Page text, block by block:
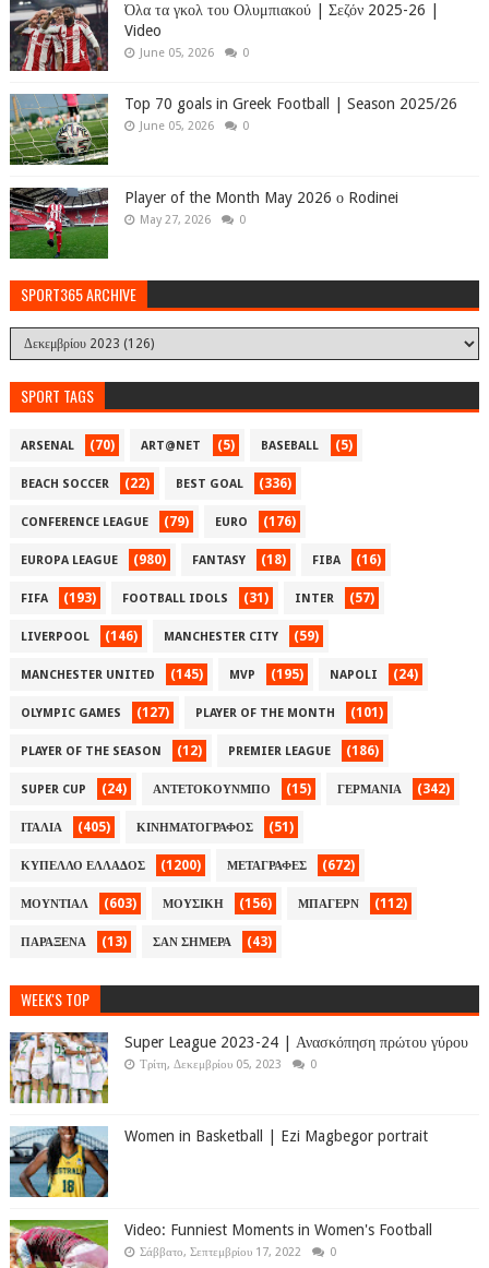
Όλα τα γκολ του Ολυμπιακού | Σεζόν 2025-26 |
Video
June 05, 2026 0
Top 70 goals in Greek Football | Season 2025/26
June 05, 2026 0
Player of the Month May 2026 ο Rodinei
May 27, 2026 0
SPORT365 ARCHIVE
SPORT TAGS
ARSENAL (70) ART@NET (5) BASEBALL (5)
BEACH SOCCER (22) BEST GOAL (336)
CONFERENCE LEAGUE (79) EURO (176)
EUROPA LEAGUE (980) FANTASY (18) FIBA (16)
FIFA (193) FOOTBALL IDOLS (31) INTER (57)
LIVERPOOL (146) MANCHESTER CITY (59)
MANCHESTER UNITED (145) MVP (195) NAPOLI (24)
OLYMPIC GAMES (127) PLAYER OF THE MONTH (101)
PLAYER OF THE SEASON (12) PREMIER LEAGUE (186)
SUPER CUP (24) ΑΝΤΕΤΟΚΟΥΝΜΠΟ (15) ΓΕΡΜΑΝΙΑ (342)
ΙΤΑΛΙΑ (405) ΚΙΝΗΜΑΤΟΓΡΑΦΟΣ (51)
ΚΥΠΕΛΛΟ ΕΛΛΑΔΟΣ (1200) ΜΕΤΑΓΡΑΦΕΣ (672)
ΜΟΥΝΤΙΑΛ (603) ΜΟΥΣΙΚΗ (156) ΜΠΑΓΕΡΝ (112)
ΠΑΡΑΞΕΝΑ (13) ΣΑΝ ΣΗΜΕΡΑ (43)
WEEK'S TOP
Super League 2023-24 | Ανασκόπηση πρώτου γύρου
Τρίτη, Δεκεμβρίου 05, 2023 0
Women in Basketball | Ezi Magbegor portrait
Video: Funniest Moments in Women's Football
Σάββατο, Σεπτεμβρίου 17, 2022 0